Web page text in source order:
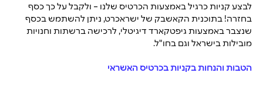
לבצע קניות כרגיל באמצעות הכרטיס שלנו – ולקבל על כך כסף
בחזרה! בתוכנית הקאשבק של ישראכרט, ניתן להשתמש בכסף
שנצבר באמצעות גיפטקארד דיגיטלי, לרכישה ברשתות וחנויות
מובילות בישראל וגם בחו"ל.
הטבות והנחות בקניות בכרטיס האשראי